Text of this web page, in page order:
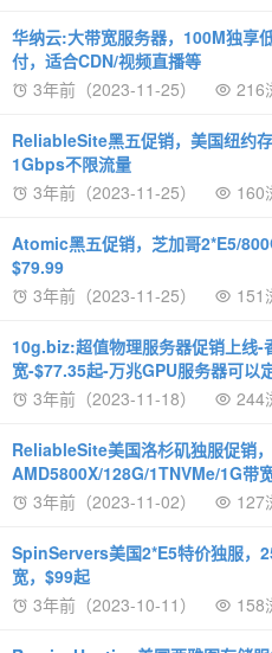
华纳云:大带宽服务器，100M独享
付，适合CDN/视频直播等
3年前（2023-11-25）
216
ReliableSite黑五促销，美国纽约
1Gbps不限流量
3年前（2023-11-25）
160
Atomic黑五促销，芝加哥2*E5/
$79.99
3年前（2023-11-25）
151
10g.biz:超值物理服务器促销上线-
宽-$77.35起-万兆GPU服务器可以
3年前（2023-11-18）
244
ReliableSite美国洛杉矶独服促销，
AMD5800X/128G/1TNVMe/1G带
3年前（2023-11-02）
127
SpinServers美国2*E5特价独服，
宽，$99起
3年前（2023-10-11）
158